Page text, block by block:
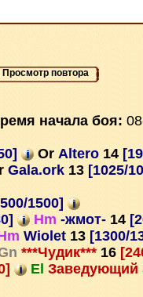
Просмотр повтора
начала боя:
Or Altero 14
Gala.ork 13 [1025/
1500]
Hm -жмот- 14
Wiolet 13 [1300/
***Чудик*** 16
El Заведующий